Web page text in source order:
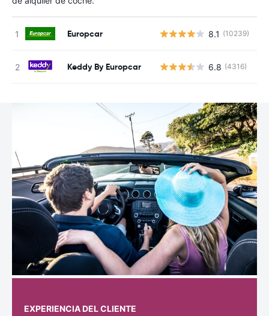
Europcar 8.1 (10239)
Keddy By Europcar 6.8 (4316)
EXPERIENCIA DEL CLIENTE